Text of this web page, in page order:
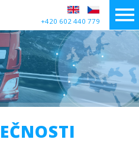
+420 602 440 779